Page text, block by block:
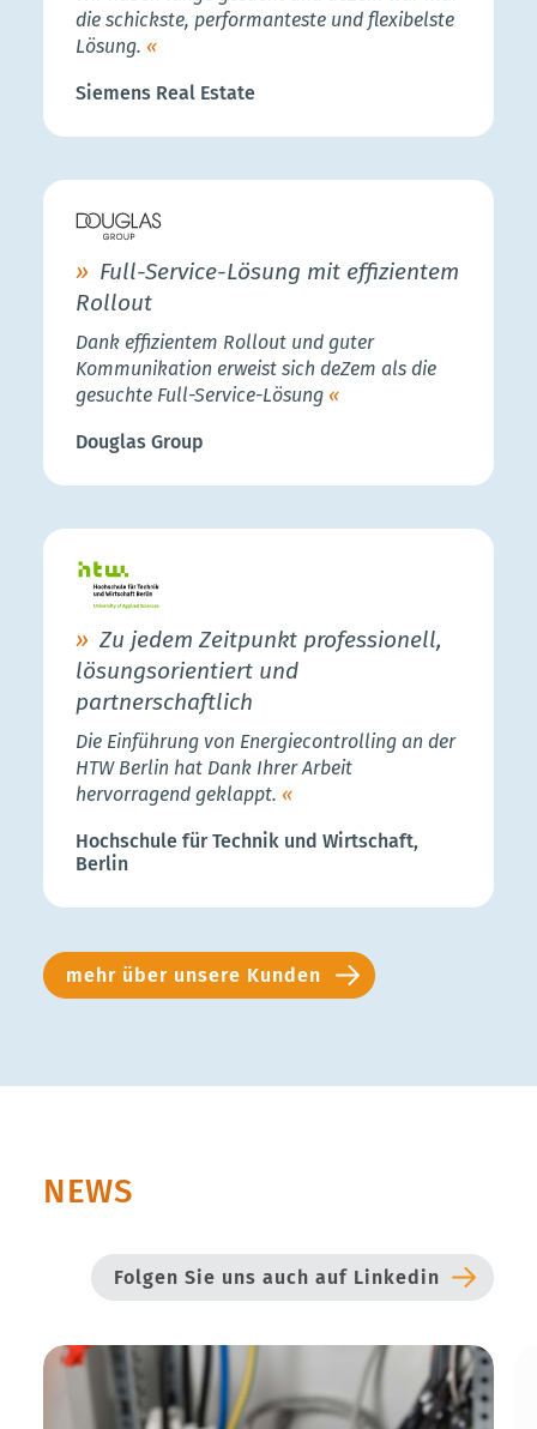
die schickste, performanteste und flexibelste
Lösung.
Siemens Real Estate
Full-Service-Lösung mit effizientem
Rollout
Dank effizientem Rollout und guter
Kommunikation erweist sich deZem als die
gesuchte Full-Service-Lösung
Douglas Group
Zu jedem Zeitpunkt professionell,
lösungsorientiert und
partnerschaftlich
Die Einführung von Energiecontrolling an der
HTW Berlin hat Dank Ihrer Arbeit
hervorragend geklappt.
Hochschule für Technik und Wirtschaft,
Berlin
mehr über unsere Kunden
NEWS
Folgen Sie uns auch auf Linkedin